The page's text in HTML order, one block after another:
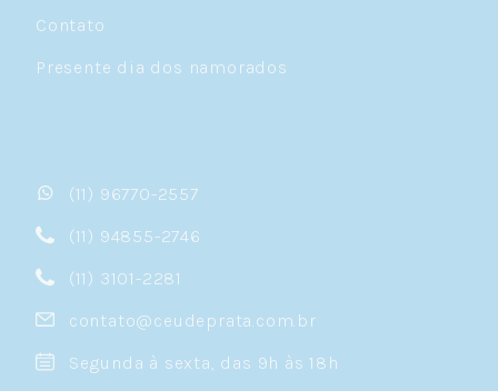
Contato
Presente dia dos namorados
(11) 96770-2557
(11) 94855-2746
(11) 3101-2281
contato@ceudeprata.com.br
Segunda à sexta, das 9h às 18h